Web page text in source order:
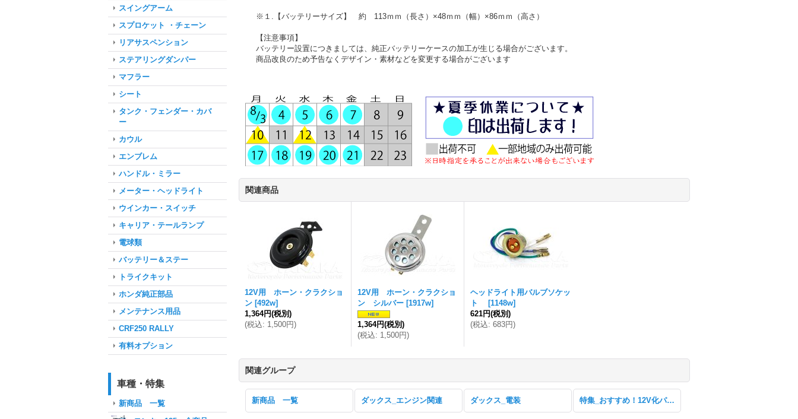
スイングアーム
スプロケット ・チェーン
リアサスペンション
ステアリングダンパー
マフラー
シート
タンク・フェンダー・カバ
ー
カウル
エンブレム
ハンドル・ミラー
メーター・ヘッドライト
ウインカー・スイッチ
キャリア・テールランプ
電球類
バッテリー＆ステー
トライクキット
ホンダ純正部品
メンテナンス用品
CRF250 RALLY
有料オプション
車種・特集
新商品 一覧
※１.【バッテリーサイズ】 約 113ｍｍ（長さ）×48ｍｍ（幅）×86ｍｍ（高さ）
【注意事項】
バッテリー設置につきましては、純正バッテリーケースの加工が生じる場合がございます。
商品改良のため予告なくデザイン・素材などを変更する場合がございます
関連商品
12V用 ホーン・クラクショ
ン [492w]
1,364円(税別)
(税込: 1,500円)
12V用 ホーン・クラクショ
ン シルバー [1917w]
1,364円(税別)
(税込: 1,500円)
ヘッドライト用バルブソケッ
ト
[1148w]
621円(税別)
(税込: 683円)
関連グループ
新商品 一覧 ダックス_エンジン関連 ダックス_電装 特集_おすすめ！12V化パーツ